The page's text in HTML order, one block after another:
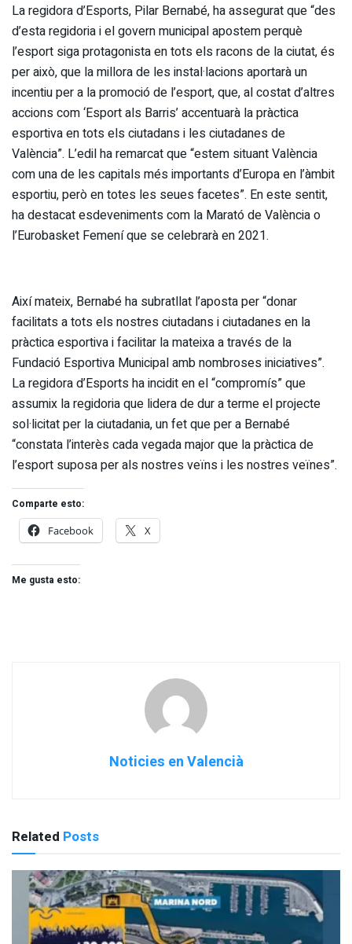
La regidora d’Esports, Pilar Bernabé, ha assegurat que “des
d’esta regidoria i el govern municipal apostem perquè
l’esport siga protagonista en tots els racons de la ciutat, és
per això, que la millora de les instal·lacions aportarà un
incentiu per a la promoció de l’esport, que, al costat d’altres
accions com ‘Esport als Barris’ accentuarà la pràctica
esportiva en tots els ciutadans i les ciutadanes de
València”. L’edil ha remarcat que “estem situant València
com una de les capitals més importants d’Europa en l’àmbit
esportiu, però en totes les seues facetes”. En este sentit,
ha destacat esdeveniments com la Marató de València o
l’Eurobasket Femení que se celebrarà en 2021.
Així mateix, Bernabé ha subratllat l’aposta per “donar
facilitats a tots els nostres ciutadans i ciutadanes en la
pràctica esportiva i facilitar la mateixa a través de la
Fundació Esportiva Municipal amb nombroses iniciatives”.
La regidora d’Esports ha incidit en el “compromís” que
assumix la regidoria que lidera de dur a terme el projecte
sol·licitat per la ciutadania, un fet que per a Bernabé
“constata l’interès cada vegada major que la pràctica de
l’esport suposa per als nostres veïns i les nostres veïnes”.
Comparte esto:
Facebook
X
Me gusta esto:
Noticies en Valencià
Related Posts